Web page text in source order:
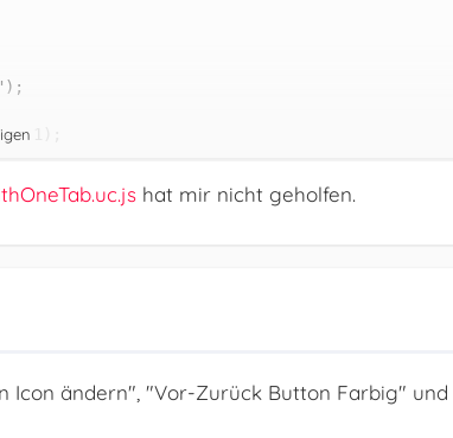
hat mir nicht geholfen.
Icon ändern", "Vor-Zurück Button Farbig"